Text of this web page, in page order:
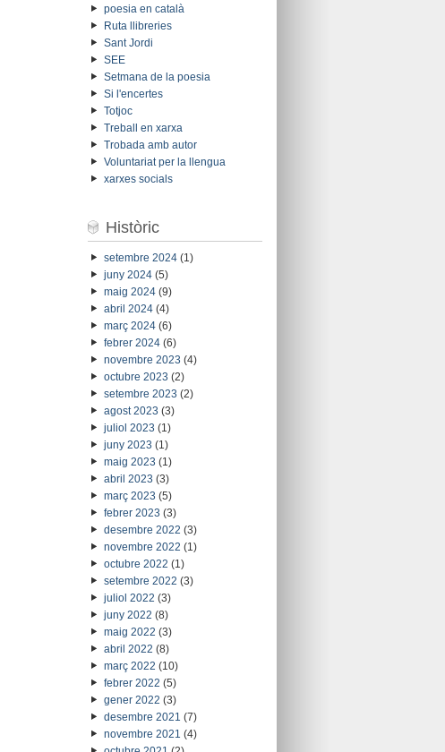
poesia en català
Ruta llibreries
Sant Jordi
SEE
Setmana de la poesia
Si l'encertes
Totjoc
Treball en xarxa
Trobada amb autor
Voluntariat per la llengua
xarxes socials
Històric
setembre 2024(1)
juny 2024(5)
maig 2024(9)
abril 2024(4)
març 2024(6)
febrer 2024(6)
novembre 2023 (4)
octubre 2023 (2)
setembre 2023 (2)
agost 2023 (3)
juliol 2023 (1)
juny 2023 (1)
maig 2023 (1)
abril 2023 (3)
març 2023 (5)
febrer 2023 (3)
desembre 2022 (3)
novembre 2022 (1)
octubre 2022 (1)
setembre 2022 (3)
juliol 2022 (3)
juny 2022 (8)
maig 2022 (3)
abril 2022 (8)
març 2022 (10)
febrer 2022 (5)
gener 2022 (3)
desembre 2021 (7)
novembre 2021 (4)